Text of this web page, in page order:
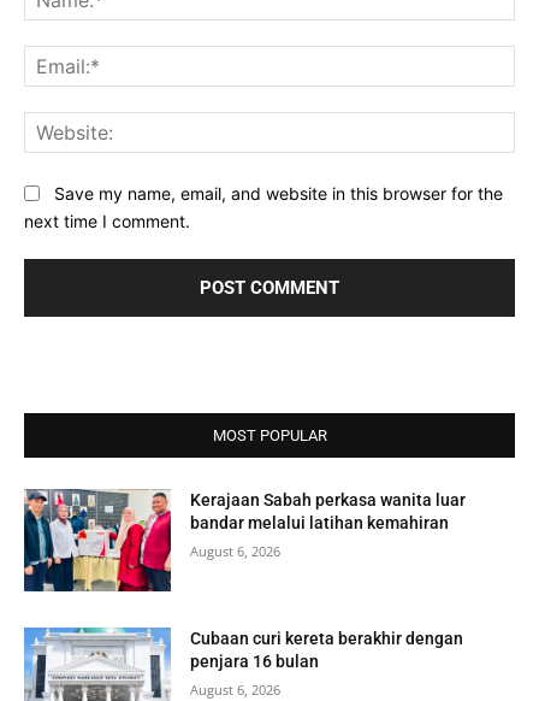
Save my name, email, and website in this browser for the
next time I comment.
MOST POPULAR
Kerajaan Sabah perkasa wanita luar
bandar melalui latihan kemahiran
August 6, 2026
Cubaan curi kereta berakhir dengan
penjara 16 bulan
August 6, 2026